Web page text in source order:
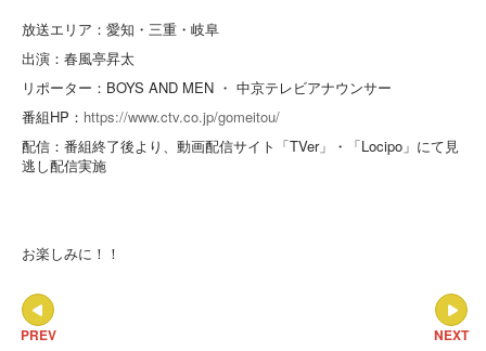
放送エリア：愛知・三重・岐阜
出演：春風亭昇太
リポーター：BOYS AND MEN ・ 中京テレビアナウンサー
番組HP： https://www.ctv.co.jp/gomeitou/
配信：番組終了後より、動画配信サイト「TVer」・「Locipo」にて見
逃し配信実施
お楽しみに！！
NEXT
PREV